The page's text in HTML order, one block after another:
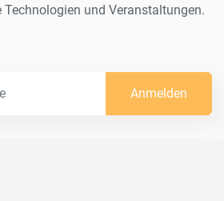
Technologien und Veranstaltungen.
Anmelden